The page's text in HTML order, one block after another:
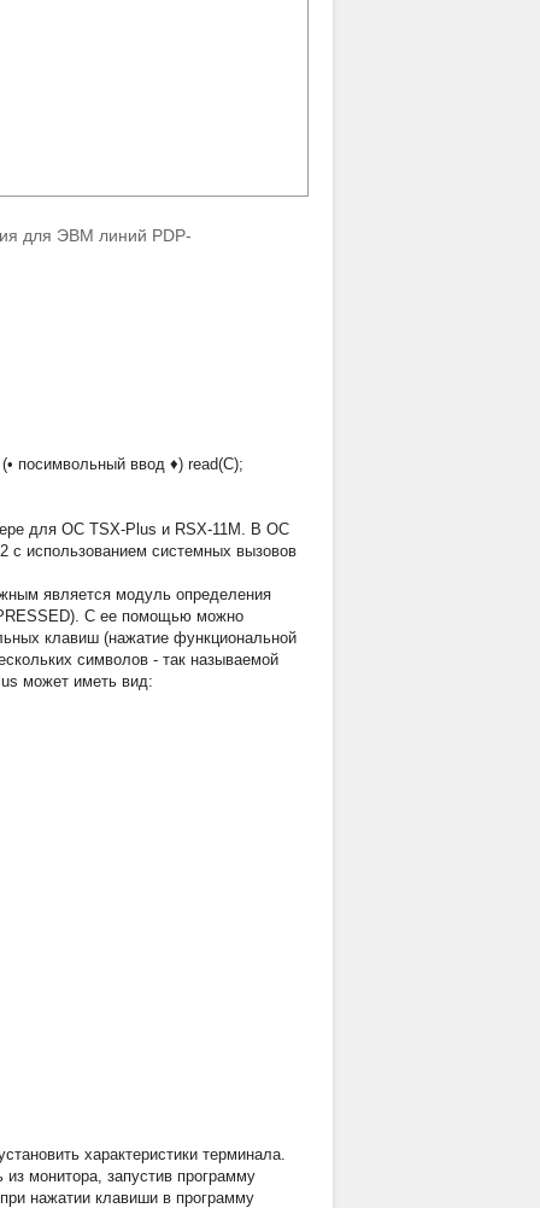
для ЭВМ линий PDP-
посимвольный ввод ♦) read(C);
для ОС TSX-Plus и RSX-11M. В ОС
с использованием системных вызовов
является модуль определения
С ее помощью можно
клавиш (нажатие функциональной
символов - так называемой
может иметь вид:
характеристики терминала.
монитора, запустив программу
нажатии клавиши в программу